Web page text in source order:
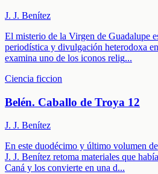
J. J. Benítez
El misterio de la Virgen de Guadalupe
periodística y divulgación heterodoxa
examina uno de los iconos relig...
Ciencia ficcion
Belén. Caballo de Troya 12
J. J. Benítez
En este duodécimo y último volumen
J. J. Benítez retoma materiales que
Caná y los convierte en una d...